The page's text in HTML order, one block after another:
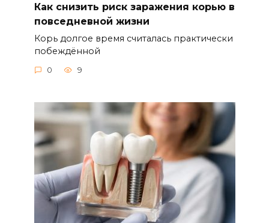
Как снизить риск заражения корью в
повседневной жизни
Корь долгое время считалась практически
побеждённой
0 9